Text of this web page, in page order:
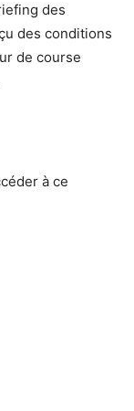
des
des conditions
de course
à ce